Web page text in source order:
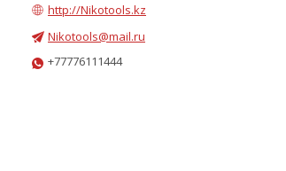
http://Nikotools.kz
Nikotools@mail.ru
+77776111444